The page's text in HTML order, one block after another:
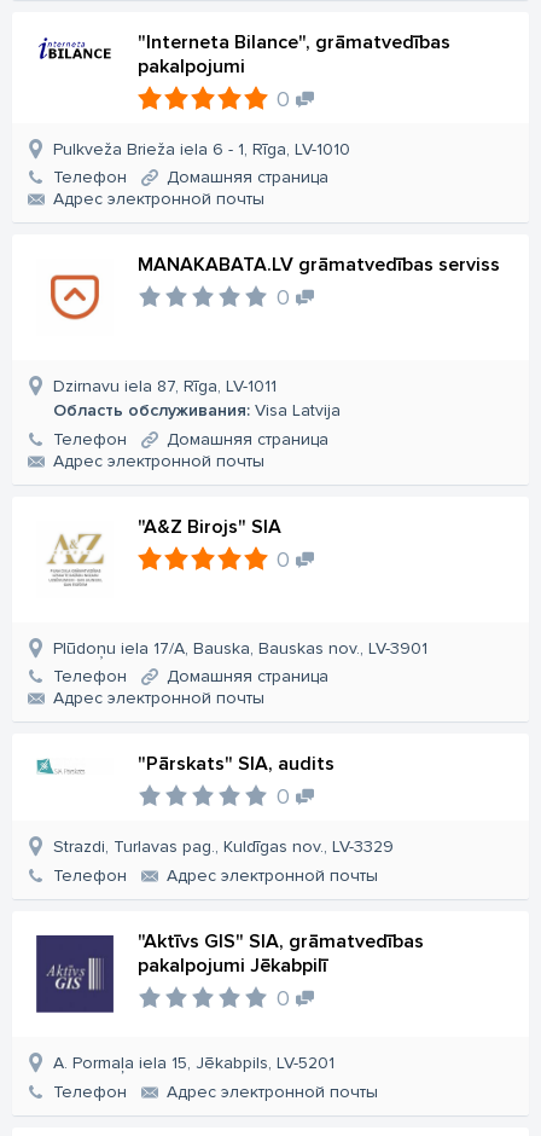
"Interneta Bilance", grāmatvedības
pakalpojumi
0
Pulkveža Brieža iela 6 - 1, Rīga, LV-1010
Телефон
Домашняя страница
Aдрес электронной почты
MANAKABATA.LV grāmatvedības serviss
0
Dzirnavu iela 87, Rīga, LV-1011
Область обслуживания: Visa Latvija
Телефон
Домашняя страница
Aдрес электронной почты
"A&Z Birojs" SIA
0
Plūdoņu iela 17/A, Bauska, Bauskas nov., LV-3901
Телефон
Домашняя страница
Aдрес электронной почты
"Pārskats" SIA, audits
0
Strazdi, Turlavas pag., Kuldīgas nov., LV-3329
Телефон
Aдрес электронной почты
"Aktīvs GIS" SIA, grāmatvedības
pakalpojumi Jēkabpilī
0
A. Pormaļa iela 15, Jēkabpils, LV-5201
Телефон
Aдрес электронной почты